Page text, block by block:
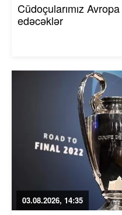
Cüdoçularımız
edəcəklər
03.08.2026, 14:35